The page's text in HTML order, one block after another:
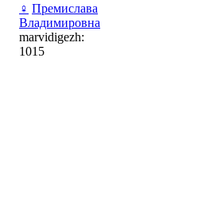
♀ Премислава
Владимировна
marvidigezh:
1015